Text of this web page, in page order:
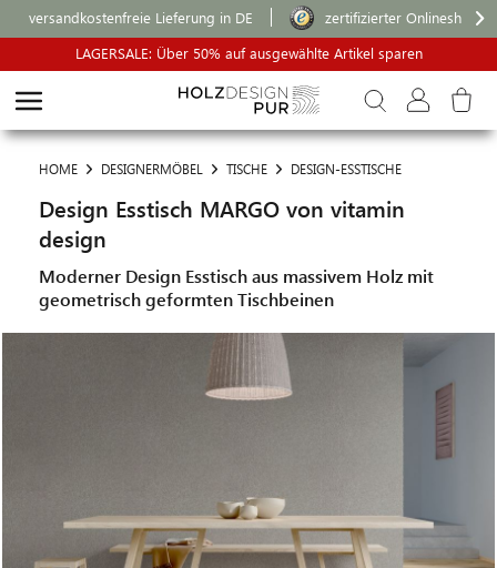
versandkostenfreie Lieferung in DE
zertifizierter Onlineshop
LAGERSALE: Über 50% auf ausgewählte Artikel sparen
HOME DESIGNERMÖBEL TISCHE DESIGN-ESSTISCHE
Design Esstisch MARGO von vitamin
design
Moderner Design Esstisch aus massivem Holz mit
geometrisch geformten Tischbeinen